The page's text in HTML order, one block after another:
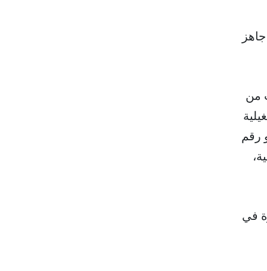
10 كيلوجرامات من
تشغيلية
وهو رقم
لأول مرة في